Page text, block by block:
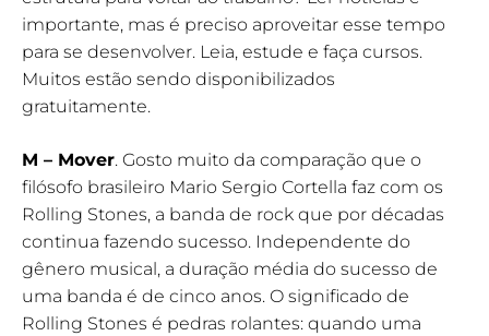
importante, mas é preciso aproveitar esse tempo
para se desenvolver. Leia, estude e faça cursos.
Muitos estão sendo disponibilizados
gratuitamente.
M – Mover. Gosto muito da comparação que o
filósofo brasileiro Mario Sergio Cortella faz com os
Rolling Stones, a banda de rock que por décadas
continua fazendo sucesso. Independente do
gênero musical, a duração média do sucesso de
uma banda é de cinco anos. O significado de
Rolling Stones é pedras rolantes: quando uma